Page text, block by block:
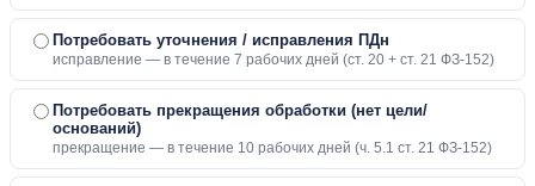
Потребовать уточнения / исправления ПДн
исправление — в течение 7 рабочих дней (ст. 20 + ст. 21 ФЗ-152)
Потребовать прекращения обработки (нет цели/
оснований)
прекращение — в течение 10 рабочих дней (ч. 5.1 ст. 21 ФЗ-152)